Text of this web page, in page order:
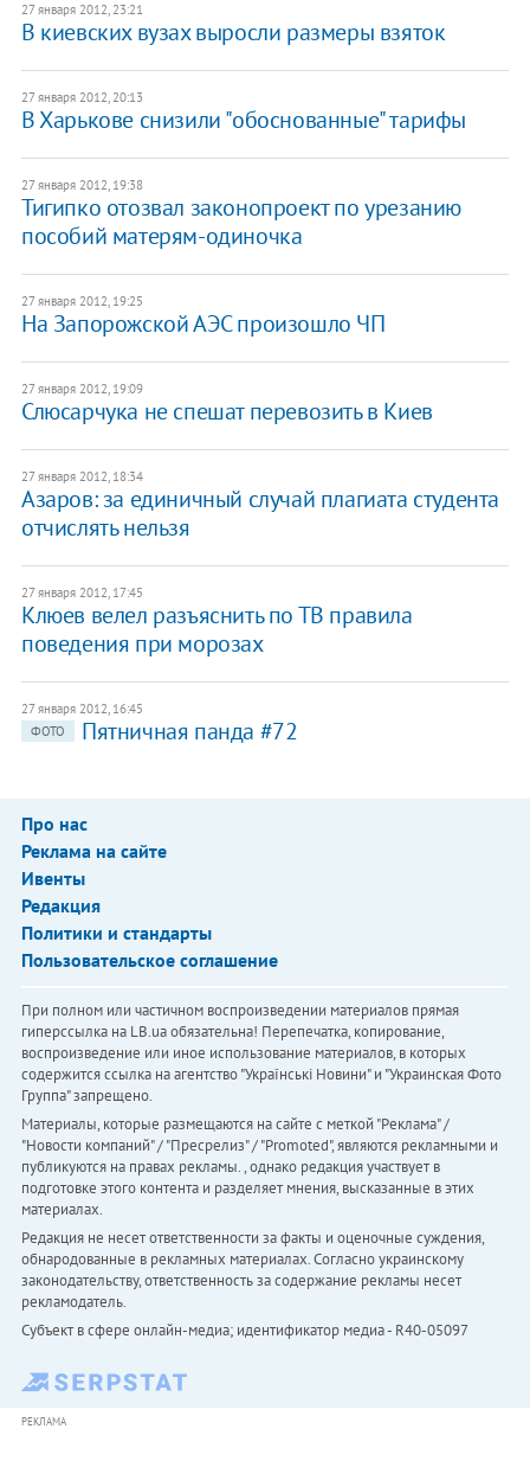
27 января 2012, 23:21
В киевских вузах выросли размеры взяток
27 января 2012, 20:13
В Харькове снизили "обоснованные" тарифы
27 января 2012, 19:38
Тигипко отозвал законопроект по урезанию
пособий матерям-одиночка
27 января 2012, 19:25
На Запорожской АЭС произошло ЧП
27 января 2012, 19:09
Слюсарчука не спешат перевозить в Киев
27 января 2012, 18:34
Азаров: за единичный случай плагиата студента
отчислять нельзя
27 января 2012, 17:45
Клюев велел разъяснить по ТВ правила
поведения при морозах
27 января 2012, 16:45
ФОТО
Пятничная панда #72
Про нас
Реклама на сайте
Ивенты
Редакция
Политики и стандарты
Пользовательское соглашение
При полном или частичном воспроизведении материалов прямая
гиперссылка на LB.ua обязательна! Перепечатка, копирование,
воспроизведение или иное использование материалов, в которых
содержится ссылка на агентство "Українськi Новини" и "Украинская Фото
Группа" запрещено.
Материалы, которые размещаются на сайте с меткой "Реклама" /
"Новости компаний" / "Пресрелиз" / "Promoted", являются рекламными и
публикуются на правах рекламы. , однако редакция участвует в
подготовке этого контента и разделяет мнения, высказанные в этих
материалах.
Редакция не несет ответственности за факты и оценочные суждения,
обнародованные в рекламных материалах. Согласно украинскому
законодательству, ответственность за содержание рекламы несет
рекламодатель.
Субъект в сфере онлайн-медиа; идентификатор медиа - R40-05097
РЕКЛАМА